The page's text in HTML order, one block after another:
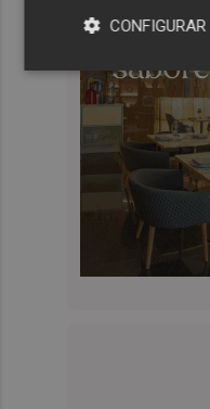
CONFIGURAR